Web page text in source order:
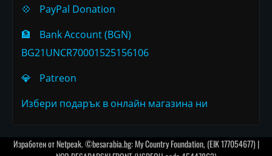
💠
PayPal Donation
🏦
Bank Account (BGN)
BG21UNCR70001525156106
💎
Patreon
Избери подарък в онлайн магазина ни
Изработен отNetpeak. ©besarabia.bg: My Country Foundation, (EIK 177054677) |